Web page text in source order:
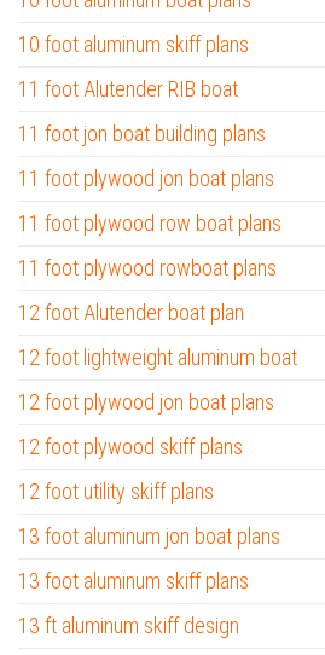
10 foot aluminum skiff plans
11 foot Alutender RIB boat
11 foot jon boat building plans
11 foot plywood jon boat plans
11 foot plywood row boat plans
11 foot plywood rowboat plans
12 foot Alutender boat plan
12 foot lightweight aluminum boat
12 foot plywood jon boat plans
12 foot plywood skiff plans
12 foot utility skiff plans
13 foot aluminum jon boat plans
13 foot aluminum skiff plans
13 ft aluminum skiff design